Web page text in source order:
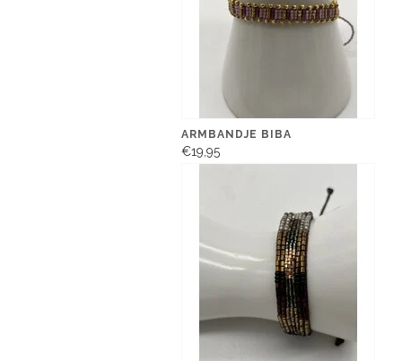
ARMBANDJE BIBA
€19,95